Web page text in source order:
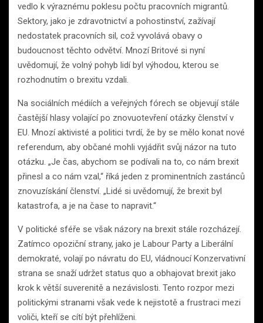
vedlo k výraznému poklesu počtu pracovních migrantů.
Sektory, jako je zdravotnictví a pohostinství, zažívají
nedostatek pracovních sil, což vyvolává obavy o
budoucnost těchto odvětví. Mnozí Britové si nyní
uvědomují, že volný pohyb lidí byl výhodou, kterou se
rozhodnutím o brexitu vzdali.
Na sociálních médiích a veřejných fórech se objevují stále
častější hlasy volající po znovuotevření otázky členství v
EU. Mnozí aktivisté a politici tvrdí, že by se mělo konat nové
referendum, aby občané mohli vyjádřit svůj názor na tuto
otázku. „Je čas, abychom se podívali na to, co nám brexit
přinesl a co nám vzal,“ říká jeden z prominentních zastánců
znovuzískání členství. „Lidé si uvědomují, že brexit byl
katastrofa, a je na čase to napravit.“
V politické sféře se však názory na brexit stále rozcházejí.
Zatímco opoziční strany, jako je Labour Party a Liberální
demokraté, volají po návratu do EU, vládnoucí Konzervativní
strana se snaží udržet status quo a obhajovat brexit jako
krok k větší suverenitě a nezávislosti. Tento rozpor mezi
politickými stranami však vede k nejistotě a frustraci mezi
voliči, kteří se cítí být přehlíženi.